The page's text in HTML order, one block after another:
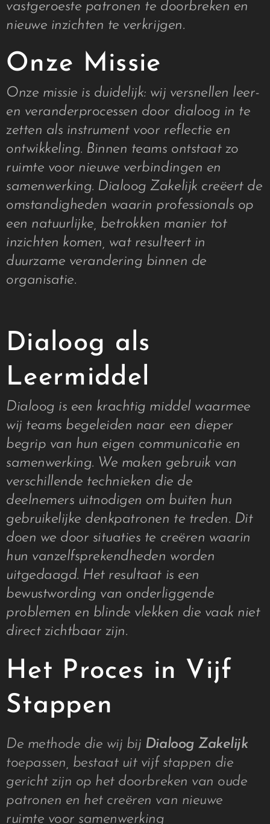
vastgeroeste patronen te doorbreken en
nieuwe inzichten te verkrijgen.
Onze Missie
Onze missie is duidelijk: wij versnellen leer-
en veranderprocessen door dialoog in te
zetten als instrument voor reflectie en
ontwikkeling. Binnen teams ontstaat zo
ruimte voor nieuwe verbindingen en
samenwerking. Dialoog Zakelijk creëert de
omstandigheden waarin professionals op
een natuurlijke, betrokken manier tot
inzichten komen, wat resulteert in
duurzame verandering binnen de
organisatie.
Dialoog als
Leermiddel
Dialoog is een krachtig middel waarmee
wij teams begeleiden naar een dieper
begrip van hun eigen communicatie en
samenwerking. We maken gebruik van
verschillende technieken die de
deelnemers uitnodigen om buiten hun
gebruikelijke denkpatronen te treden. Dit
doen we door situaties te creëren waarin
hun vanzelfsprekendheden worden
uitgedaagd. Het resultaat is een
bewustwording van onderliggende
problemen en blinde vlekken die vaak niet
direct zichtbaar zijn.
Het Proces in Vijf
Stappen
De methode die wij bij Dialoog Zakelijk
toepassen, bestaat uit vijf stappen die
gericht zijn op het doorbreken van oude
patronen en het creëren van nieuwe
ruimte voor samenwerking